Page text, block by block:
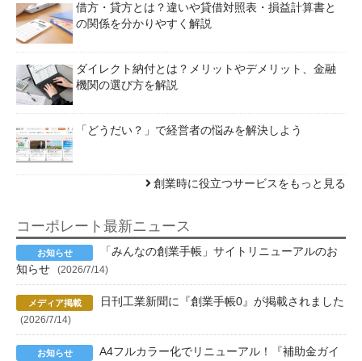
借方・貸方とは？違いや貸借対照表・損益計算書と
の関係を分かりやすく解説
ダイレクト納付とは？メリットやデメリット、金融
機関の選び方を解説
「どうだい？」で経営者の悩みを解決しよう
創業時に役立つサービスをもっと見る
コーポレート最新ニュース
「みんなの創業手帳」サイトリニューアルのお
知らせ
(2026/7/14)
日刊工業新聞に『創業手帳0』が掲載されました
(2026/7/14)
A4フルカラー化でリニューアル！『補助金ガイ